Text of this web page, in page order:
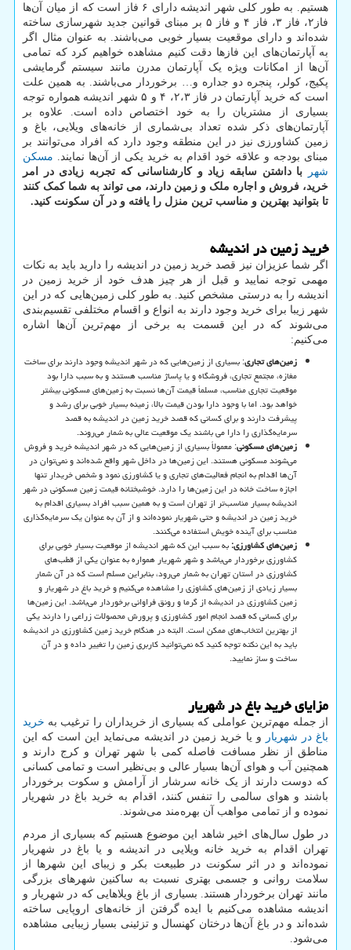
هستیم. به طور کلی شهر اندیشه دارای ۶ فاز است که از میان آن‌ها
فاز۲، فاز ۳، فاز ۴ و فاز ۵ بر مبنای قوانین جدید شهرسازی ساخته
شده‌اند و دارای موقعیت بسیار خوبی می‌باشند. به عنوان مثال اگر
به آپارتمان‌های این فازها دقت کنیم مشاهده خواهیم کرد که تمامی
آن‌ها از امکانات ویژه یک آپارتمان مدرن مانند سیستم گرمایشی
پکیج، کولر، پنجره دو جداره و… برخوردار می‌باشند. به همین علت
است که خرید آپارتمان در فاز ۲،۳، ۴ و ۵ شهر اندیشه همواره توجه
بسیاری از مشتریان را به خود اختصاص داده است. علاوه بر
آپارتمان‌های ذکر شده تعداد بی‌شماری از خانه‌های ویلایی، باغ و
زمین کشاورزی نیز در این منطقه وجود دارد که افراد می‌توانند بر
مبنای بودجه و علاقه خود اقدام به خرید یکی از آن‌ها نمایند. مسکن
شهر
با داشتن سابقه زیاد و کارشناسانی که تجربه زیادی در امر
خرید، فروش و اجاره ملک و زمین دارند، می تواند به شما کمک کنند
تا بتوانید بهترین و مناسب ترین منزل را یافته و در آن سکونت کنید.
خرید زمین در اندیشه
اگر شما عزیزان نیز قصد خرید زمین در اندیشه را دارید باید به نکات
مهمی توجه نمایید و قبل از هر چیز هدف خود از خرید زمین در
اندیشه را به درستی مشخص کنید. به طور کلی زمین‌هایی که در این
شهر زیبا برای خرید وجود دارند به انواع و اقسام مختلفی تقسیم‌بندی
می‌شوند که در این قسمت به برخی از مهم‌ترین آن‌ها اشاره
می‌کنیم:
زمین‌های تجاری: بسیاری از زمین‌هایی که در شهر اندیشه وجود دارند برای ساخت
مغازه، مجتمع تجاری، فروشگاه و یا پاساژ مناسب هستند و به سبب دارا بود
موقعیت تجاری مناسب، مسلماً قیمت آن‌ها نسبت به زمین‌های مسکونی بیشتر
خواهد بود. اما با وجود دارا بودن قیمت بالا، زمینه بسیار خوبی برای رشد و
پیشرفت دارند و برای کسانی که قصد خرید زمین در اندیشه به قصد
سرمایه‌گذاری را دارا می باشند یک موقعیت عالی به شمار می‌روند.
زمین‌های مسکونی: معمولاً بسیاری از زمین‌هایی که در شهر اندیشه خرید و فروش
می‌شوند مسکونی هستند. این زمین‌ها در داخل شهر واقع شده‌اند و نمی‌توان در
آن‌ها اقدام به انجام فعالیت‌های تجاری و یا کشاورزی نمود و شخص خریدار تنها
اجازه ساخت خانه در این زمین‌ها را دارد. خوشبختانه قیمت زمین مسکونی در شهر
اندیشه بسیار مناسب‌تر از تهران است و به همین سبب افراد بسیاری اقدام به
خرید زمین در اندیشه و حتی شهریار نموده‌اند و از آن به عنوان یک سرمایه‌گذاری
مناسب برای آینده خویش استفاده می‌کنند.
زمین‌های کشاورزی:به سبب این که شهر اندیشه از موقعیت بسیار خوبی برای
کشاورزی برخوردار می‌باشد و شهر شهریار همواره به عنوان یکی از قطب‌های
کشاورزی در استان تهران به شمار می‌رود، بنابراین مسلم است که در آن شمار
بسیار زیادی از زمین‌های کشاوزی را مشاهده می‌کنیم و خرید باغ در شهریار و
زمین کشاورزی در اندیشه از گرما و رونق فراوانی برخوردار می‌باشد. این زمین‌ها
برای کسانی که قصد انجام امور کشاورزی و پرورش محصولات زراعی را دارند یکی
از بهترین انتخاب‌های ممکن است. البته در هنگام خرید زمین کشاورزی در اندیشه
باید به این نکته توجه کنید که نمی‌توانید کاربری زمین را تغییر داده و در آن
ساخت و ساز نمایید.
مزایای خرید باغ در شهریار
از جمله مهم‌ترین عواملی که بسیاری از خریداران را ترغیب به خرید
باغ در شهریار
و یا خرید زمین در اندیشه می‌نماید این است که این
مناطق از نظر مسافت فاصله کمی با شهر تهران و کرج دارند و
همچنین آب و هوای آن‌ها بسیار عالی و بی‌نظیر است و تمامی کسانی
که دوست دارند از یک خانه سرشار از آرامش و سکوت برخوردار
باشند و هوای سالمی را تنفس کنند، اقدام به خرید باغ در شهریار
نموده و از تمامی مواهب آن بهره‌مند می‌شوند.
در طول سال‌های اخیر شاهد این موضوع هستیم که بسیاری از مردم
تهران اقدام به خرید خانه ویلایی در اندیشه و یا باغ در شهریار
نموده‌اند و در اثر سکونت در طبیعت بکر و زیبای این شهرها از
سلامت روانی و جسمی بهتری نسبت به ساکنین شهرهای بزرگی
مانند تهران برخوردار هستند. بسیاری از باغ ویلاهایی که در شهریار و
اندیشه مشاهده می‌کنیم با ایده گرفتن از خانه‌های اروپایی ساخته
شده‌اند و در باغ آن‌ها درختان کهنسال و تزئینی بسیار زیبایی مشاهده
می‌شود.